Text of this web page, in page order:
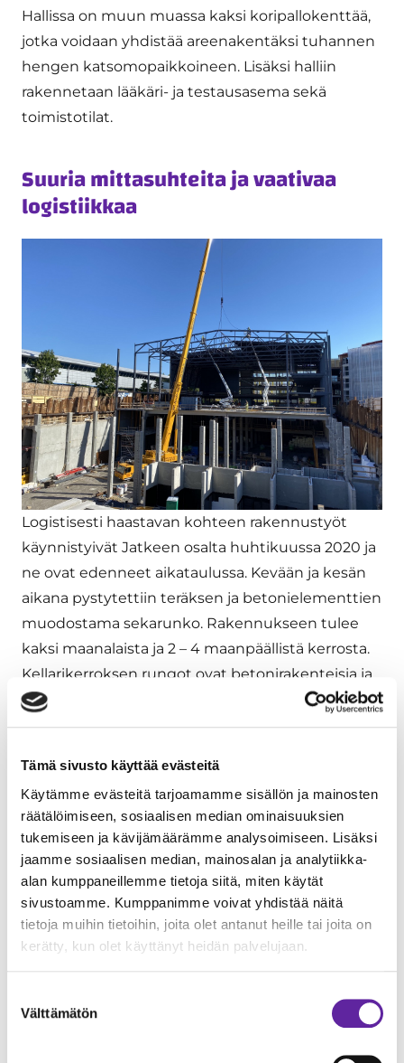
Tämä sivusto käyttää evästeitä
Käytämme evästeitä tarjoamamme sisällön ja mainosten
räätälöimiseen, sosiaalisen median ominaisuuksien
tukemiseen ja kävijämäärämme analysoimiseen. Lisäksi
jaamme sosiaalisen median, mainosalan ja analytiikka-
alan kumppaneillemme tietoja siitä, miten käytät
sivustoamme. Kumppanimme voivat yhdistää näitä
tietoja muihin tietoihin, joita olet antanut heille tai joita on
kerätty, kun olet käyttänyt heidän palvelujaan.
valinta
Välttämätön
Hallissa on muun muassa kaksi koripallokenttää,
jotka voidaan yhdistää areenakentäksi tuhannen
hengen katsomopaikkoineen. Lisäksi halliin
rakennetaan lääkäri- ja testausasema sekä
toimistotilat.
Suuria mittasuhteita ja vaativaa
logistiikkaa
Logistisesti haastavan kohteen rakennustyöt
käynnistyivät Jatkeen osalta huhtikuussa 2020 ja
ne ovat edenneet aikataulussa. Kevään ja kesän
aikana pystytettiin teräksen ja betonielementtien
muodostama sekarunko. Rakennukseen tulee
kaksi maanalaista ja 2 – 4 maanpäällistä kerrosta.
Kellarikerroksen rungot ovat betonirakenteisia ja
maanpäällisen osuuden pilarit ja palkit ovat
terästä, välipohjat onteloita ja porrashuoneet
Teräsristikkorakenteen suunnittelu ja toteutus
ovat erittäin vaativia; jänneväli on peräti 41 metriä.
Teräsristikko koottiin työmaalla kahdesta osasta,
jotka liitettiin toisiinsa pulttiliitoksin. Pallohallin
katto rakennetaan kantavasta profiilipellistä.
Kevään aikana työmaalla toteutetaan talotekniset
työt, jotka ovat hallin käyttötarkoituksen vuoksi
materiaalihankintojen – mm. katsomot –